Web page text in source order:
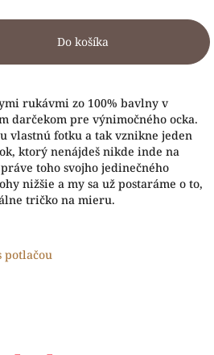
Do košíka
rukávmi zo 100% bavlny v
darčekom pre výnimočného ocka.
vlastnú fotku a tak vznikne jeden
ktorý nenájdeš nikde inde na
toho svojho jedinečného
nižšie a my sa už postaráme o to,
tričko na mieru.
potlačou